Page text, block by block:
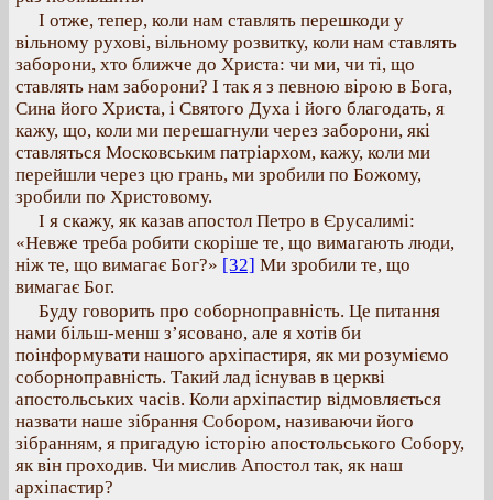
І отже, тепер, коли нам ставлять перешкоди у
вільному рухові, вільному розвитку, коли нам ставлять
заборони, хто ближче до Христа: чи ми, чи ті, що
ставлять нам заборони? І так я з певною вірою в Бога,
Сина його Христа, і Святого Духа і його благодать, я
кажу, що, коли ми перешагнули через заборони, які
ставляться Московським патріархом, кажу, коли ми
перейшли через цю грань, ми зробили по Божому,
зробили по Христовому.
І я скажу, як казав апостол Петро в Єрусалимі:
«Невже треба робити скоріше те, що вимагають люди,
ніж те, що вимагає Бог?» [32] Ми зробили те, що
вимагає Бог.
Буду говорить про соборноправність. Це питання
нами більш-менш з’ясовано, але я хотів би
поінформувати нашого архіпастиря, як ми розуміємо
соборноправність. Такий лад існував в церкві
апостольських часів. Коли архіпастир відмовляється
назвати наше зібрання Собором, називаючи його
зібранням, я пригадую історію апостольського Собору,
як він проходив. Чи мислив Апостол так, як наш
архіпастир?